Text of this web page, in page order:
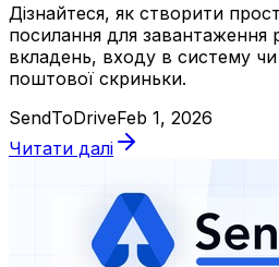
Дізнайтеся, як створити
посилання для завантаження
вкладень, входу в систему
поштової скриньки.
SendToDriveFeb 1, 2026
Читати далі